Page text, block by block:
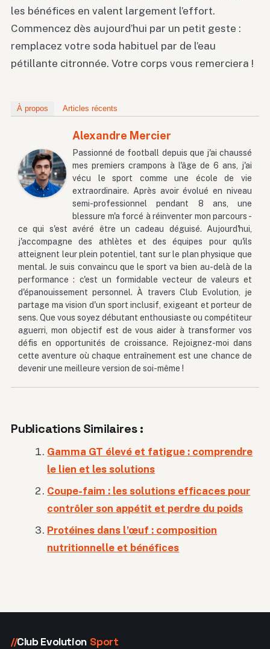
les bénéfices en valent largement l’effort.
Commencez dès aujourd’hui par un petit geste :
remplacez votre soda habituel par de l’eau
pétillante citronnée. Votre corps vous remerciera !
À propos Articles récents
Alexandre Mercier
Passionné de football depuis que j'ai chaussé
mes premiers crampons à l'âge de 6 ans, j'ai
vécu le sport comme une école de vie
extraordinaire. Après avoir évolué en niveau
semi-professionnel pendant 8 ans, une
blessure m'a forcé à réinventer mon parcours -
ce qui s'est avéré être un cadeau déguisé. Aujourd'hui,
j'accompagne des athlètes et des équipes pour qu'ils
atteignent leur plein potentiel, tant sur le plan physique que
mental. Je suis convaincu que le sport va bien au-delà de la
performance : c'est un formidable vecteur de valeurs et
d'épanouissement personnel. À travers Club Evolution, je
partage ma vision d'un sport inclusif, exigeant et porteur de
sens. Que vous soyez débutant enthousiaste ou compétiteur
aguerri, mon objectif est de vous aider à transformer vos
défis en opportunités de croissance. Rejoignez-moi dans
cette aventure où chaque entraînement est une chance de
devenir une meilleure version de soi-même !
Publications Similaires :
Gamma GT élevé et fatigue : comprendre
le lien et les solutions
Coupe-faim : les solutions efficaces pour
contrôler son appétit et perdre du poids
Protéines dans l’œuf : composition
nutritionnelle et bénéfices
//Club Evolution Sport